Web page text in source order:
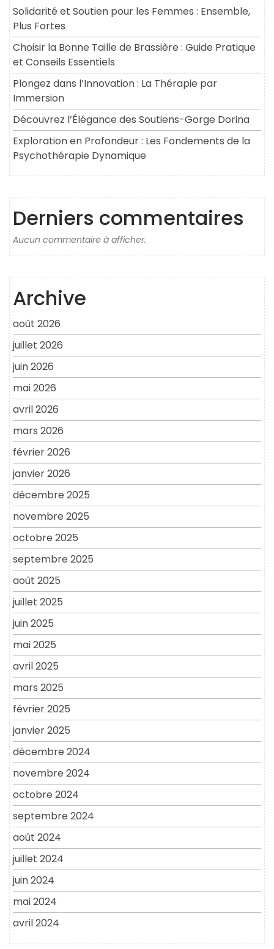
Solidarité et Soutien pour les Femmes : Ensemble,
Plus Fortes
Choisir la Bonne Taille de Brassière : Guide Pratique
et Conseils Essentiels
Plongez dans l’Innovation : La Thérapie par
Immersion
Découvrez l’Élégance des Soutiens-Gorge Dorina
Exploration en Profondeur : Les Fondements de la
Psychothérapie Dynamique
Derniers commentaires
Aucun commentaire à afficher.
Archive
août 2026
juillet 2026
juin 2026
mai 2026
avril 2026
mars 2026
février 2026
janvier 2026
décembre 2025
novembre 2025
octobre 2025
septembre 2025
août 2025
juillet 2025
juin 2025
mai 2025
avril 2025
mars 2025
février 2025
janvier 2025
décembre 2024
novembre 2024
octobre 2024
septembre 2024
août 2024
juillet 2024
juin 2024
mai 2024
avril 2024